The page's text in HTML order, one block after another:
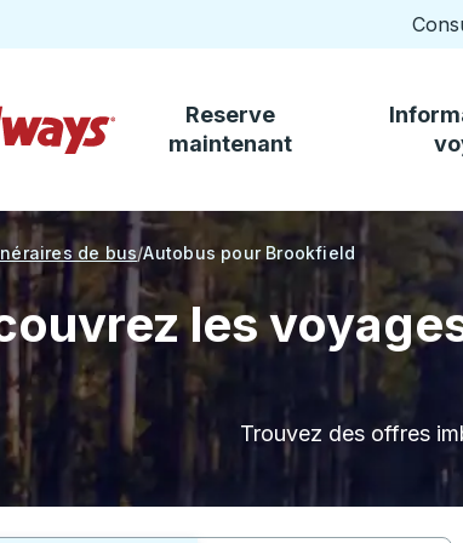
contenu principal
Reserve
maintenant
de bus Autobus pour Brookfield
les
Trouvez des offres